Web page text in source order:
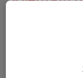
Try